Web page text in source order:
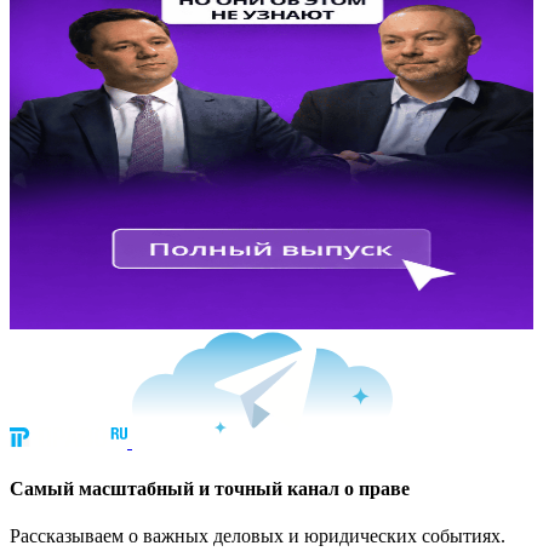
Cамый масштабный и точный канал о праве
Рассказываем о важных деловых и юридических событиях.